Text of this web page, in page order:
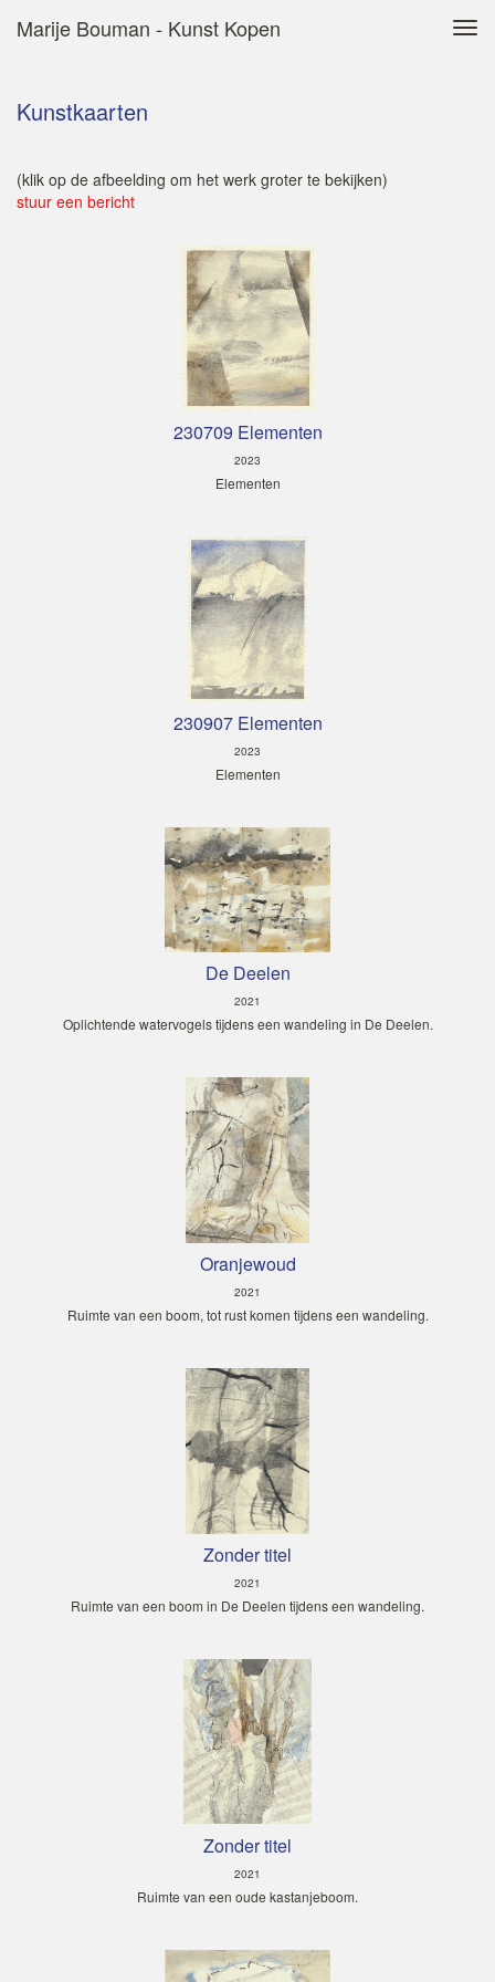
Marije Bouman - Kunst Kopen
Kunstkaarten
(klik op de afbeelding om het werk groter te bekijken)
stuur een bericht
230709 Elementen
2023
Elementen
230907 Elementen
2023
Elementen
De Deelen
2021
Oplichtende watervogels tijdens een wandeling in De Deelen.
Oranjewoud
2021
Ruimte van een boom, tot rust komen tijdens een wandeling.
Zonder titel
2021
Ruimte van een boom in De Deelen tijdens een wandeling.
Zonder titel
2021
Ruimte van een oude kastanjeboom.